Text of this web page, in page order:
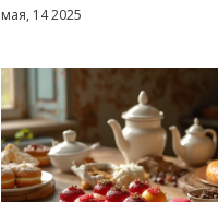
мая, 14 2025